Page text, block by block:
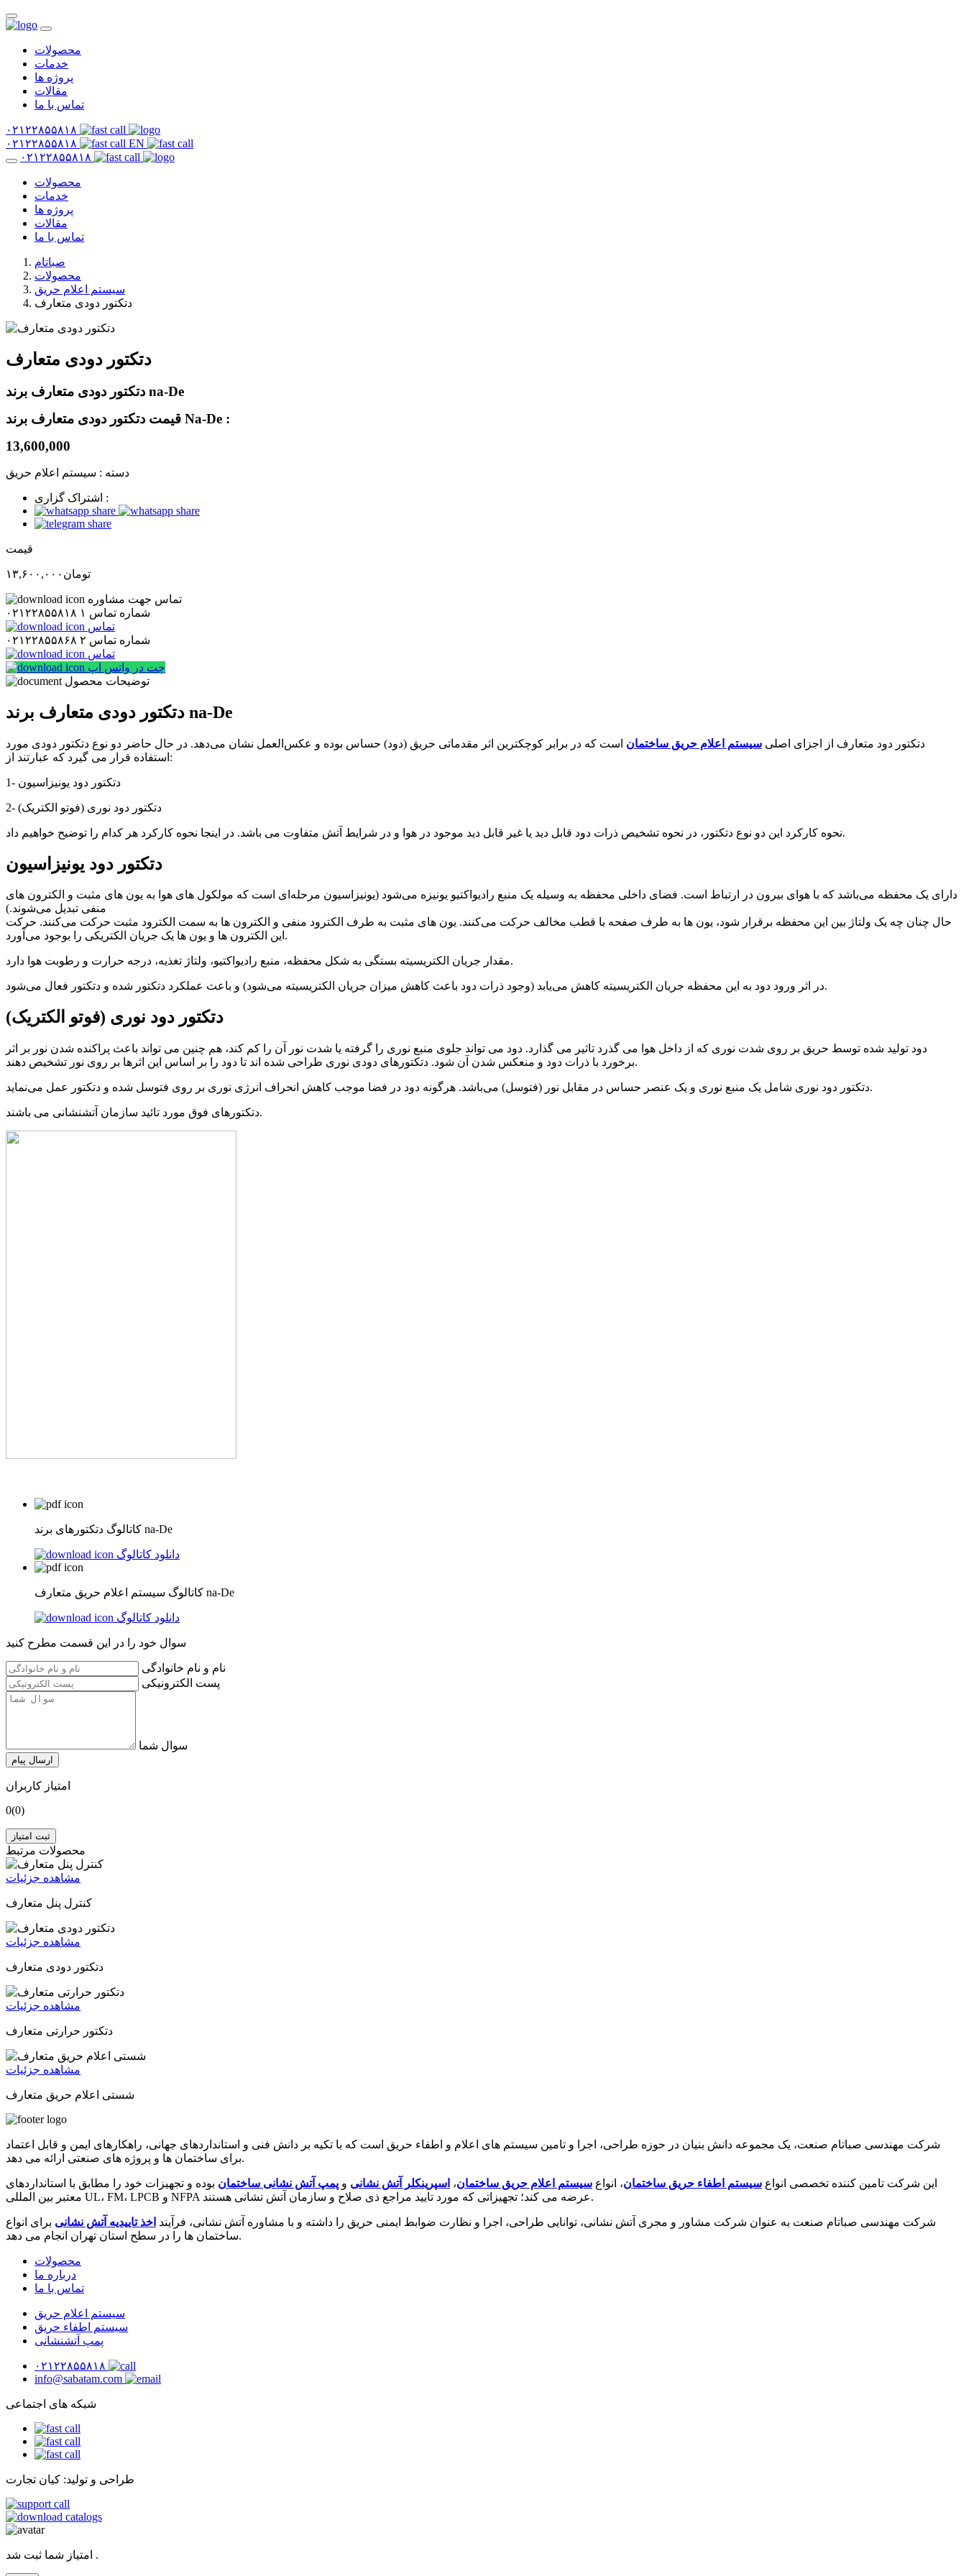
محصولات
خدمات
پروژه ها
مقالات
تماس با ما
۰۲۱۲۲۸۵۵۸۱۸
۰۲۱۲۲۸۵۵۸۱۸
EN
۰۲۱۲۲۸۵۵۸۱۸
محصولات
خدمات
پروژه ها
مقالات
تماس با ما
صباتام
محصولات
سیستم اعلام حریق
دتکتور دودی متعارف
دتکتور دودی متعارف
دتکتور دودی متعارف برند na-De
قیمت دتکتور دودی متعارف برند Na-De :
13,600,000
دسته : سیستم اعلام حریق
اشتراک گزاری :
قیمت
۱۳,۶۰۰,۰۰۰ تومان
تماس جهت مشاوره
شماره تماس ۱
۰۲۱۲۲۸۵۵۸۱۸
تماس
شماره تماس ۲
۰۲۱۲۲۸۵۵۸۶۸
تماس
چت در واتس اپ
توضیحات محصول
دتکتور دودی متعارف برند na-De
دتکتور دود متعارف از اجزای اصلی سیستم اعلام حریق ساختمان است که در برابر کوچکترین اثر مقدماتی حریق (دود) حساس بوده و عکس‌العمل نشان می‌دهد. در حال حاضر دو نوع دتکتور دودی مورد
استفاده قرار می گیرد که عبارتند از:
1- دتکتور دود یونیزاسیون
2- دتکتور دود نوری (فوتو الکتریک)
نحوه کارکرد این دو نوع دتکتور، در نحوه تشخیص ذرات دود قابل دید یا غیر قابل دید موجود در هوا و در شرایط آتش متفاوت می باشد. در اینجا نحوه کارکرد هر کدام را توضیح خواهیم داد.
دتکتور دود یونیزاسیون
دارای یک محفظه می‌باشد که با هوای بیرون در ارتباط است. فضای داخلی محفظه به وسیله یک منبع رادیواکتیو یونیزه می‌شود (یونیزاسیون مرحله‌ای است که مولکول های هوا به یون های مثبت و الکترون های
منفی تبدیل می‌شوند.)
حال چنان چه یک ولتاژ بین این محفظه برقرار شود، یون ها به طرف صفحه با قطب مخالف حرکت می‌کنند. یون های مثبت به طرف الکترود منفی و الکترون ها به سمت الکترود مثبت حرکت می‌کنند. حرکت
این الکترون ها و یون ها یک جریان الکتریکی را بوجود می‌آورد.
مقدار جریان الکتریسیته بستگی به شکل محفظه، منبع رادیواکتیو، ولتاژ تغذیه، درجه حرارت و رطوبت هوا دارد.
در اثر ورود دود به این محفظه جریان الکتریسیته کاهش می‌یابد (وجود ذرات دود باعث کاهش میزان جریان الکتریسیته می‌شود) و باعث عملکرد دتکتور شده و دتکتور فعال می‌شود.
دتکتور دود نوری (فوتو الکتریک)
دود تولید شده توسط حریق بر روی شدت نوری که از داخل هوا می گذرد تاثیر می گذارد. دود می تواند جلوی منبع نوری را گرفته یا شدت نور آن را کم کند، هم چنین می تواند باعث پراکنده شدن نور بر اثر
برخورد با ذرات دود و منعکس شدن آن شود. دتکتورهای دودی نوری طراحی شده اند تا دود را بر اساس این اثرها بر روی نور تشخیص دهند.
دتکتور دود نوری شامل یک منبع نوری و یک عنصر حساس در مقابل نور (فتوسل) می‌باشد. هرگونه دود در فضا موجب کاهش انحراف انرژی نوری بر روی فتوسل شده و دتکتور عمل می‌نماید.
دتکتورهای فوق مورد تائید سازمان آتشنشانی می باشند.
کاتالوگ دتکتورهای برند na-De
دانلود کاتالوگ
کاتالوگ سیستم اعلام حریق متعارف na-De
دانلود کاتالوگ
سوال خود را در این قسمت مطرح کنید
نام و نام خانوادگی
پست الکترونیکی
سوال شما
ارسال پیام
امتیاز کاربران
0(0)
ثبت امتیاز
محصولات مرتبط
مشاهده جزئیات
کنترل پنل متعارف
مشاهده جزئیات
دتکتور دودی متعارف
مشاهده جزئیات
دتکتور حرارتی متعارف
مشاهده جزئیات
شستی اعلام حریق متعارف
شرکت مهندسی صباتام صنعت، یک مجموعه دانش بنیان در حوزه طراحی، اجرا و تامین سیستم های اعلام و اطفاء حریق است که با تکیه بر دانش فنی و استانداردهای جهانی، راهکارهای ایمن و قابل اعتماد
برای ساختمان ها و پروژه های صنعتی ارائه می دهد.
این شرکت تامین کننده تخصصی انواع سیستم اطفاء حریق ساختمان، انواع سیستم اعلام حریق ساختمان، اسپرینکلر آتش نشانی و پمپ آتش نشانی ساختمان بوده و تجهیزات خود را مطابق با استانداردهای
معتبر بین المللی UL، FM، LPCB و NFPA عرضه می کند؛ تجهیزاتی که مورد تایید مراجع ذی صلاح و سازمان آتش نشانی هستند.
شرکت مهندسی صباتام صنعت به عنوان شرکت مشاور و مجری آتش نشانی، توانایی طراحی، اجرا و نظارت ضوابط ایمنی حریق را داشته و با مشاوره آتش نشانی، فرآیند اخذ تاییدیه آتش نشانی برای انواع
ساختمان ها را در سطح استان تهران انجام می دهد.
محصولات
درباره ما
تماس با ما
سیستم اعلام حریق
سیستم اطفاء حریق
پمپ آتشنشانی
۰۲۱۲۲۸۵۵۸۱۸
info@sabatam.com
شبکه های اجتماعی
طراحی و تولید: کیان تجارت
امتیاز شما ثبت شد .